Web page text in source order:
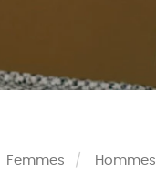
Femmes Hommes